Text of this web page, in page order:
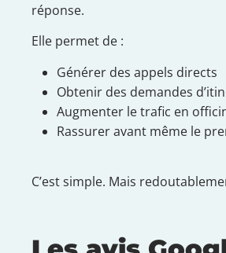
réponse.
Elle permet de :
Générer des appels directs
Obtenir des demandes
Augmenter le trafic en
Rassurer avant même le
C’est simple. Mais